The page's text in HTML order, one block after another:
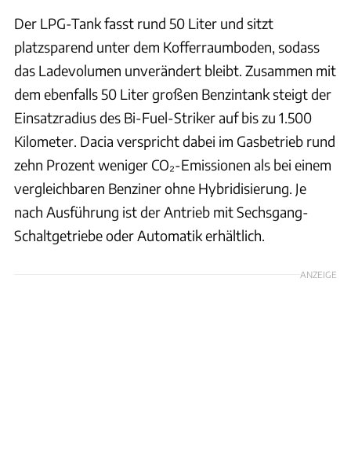
Der LPG-Tank fasst rund 50 Liter und sitzt
platzsparend unter dem Kofferraumboden, sodass
das Ladevolumen unverändert bleibt. Zusammen mit
dem ebenfalls 50 Liter großen Benzintank steigt der
Einsatzradius des Bi-Fuel-Striker auf bis zu 1.500
Kilometer. Dacia verspricht dabei im Gasbetrieb rund
zehn Prozent weniger CO₂-Emissionen als bei einem
vergleichbaren Benziner ohne Hybridisierung. Je
nach Ausführung ist der Antrieb mit Sechsgang-
Schaltgetriebe oder Automatik erhältlich.
ANZEIGE